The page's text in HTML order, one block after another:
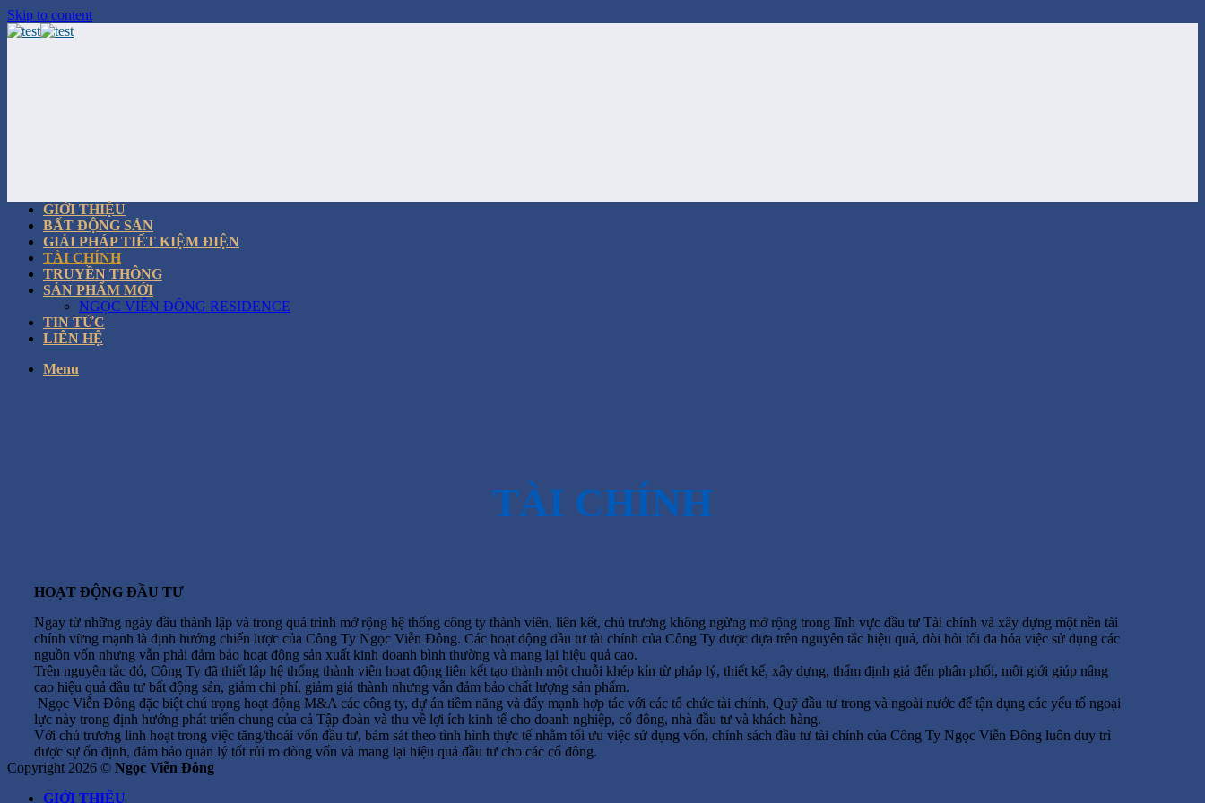
Skip to content
GIỚI THIỆU
BẤT ĐỘNG SẢN
GIẢI PHÁP TIẾT KIỆM ĐIỆN
TÀI CHÍNH
TRUYỀN THÔNG
SẢN PHẨM MỚI
NGỌC VIỄN ĐÔNG RESIDENCE
TIN TỨC
LIÊN HỆ
Menu
TÀI CHÍNH
HOẠT ĐỘNG ĐẦU TƯ
Ngay từ những ngày đầu thành lập và trong quá trình mở rộng hệ thống công ty thành viên, liên kết, chủ trương không ngừng mở rộng trong lĩnh vực đầu tư Tài chính và xây dựng một nền tài
chính vững mạnh là định hướng chiến lược của Công Ty Ngọc Viễn Đông. Các hoạt động đầu tư tài chính của Công Ty được dựa trên nguyên tắc hiệu quả, đòi hỏi tối đa hóa việc sử dụng các
nguồn vốn nhưng vẫn phải đảm bảo hoạt động sản xuất kinh doanh bình thường và mang lại hiệu quả cao.
Trên nguyên tắc đó, Công Ty đã thiết lập hệ thống thành viên hoạt động liên kết tạo thành một chuỗi khép kín từ pháp lý, thiết kế, xây dựng, thẩm định giá đến phân phối, môi giới giúp nâng
cao hiệu quả đầu tư bất động sản, giảm chi phí, giảm giá thành nhưng vẫn đảm bảo chất lượng sản phẩm.
Ngọc Viễn Đông đặc biệt chú trọng hoạt động M&A các công ty, dự án tiềm năng và đẩy mạnh hợp tác với các tổ chức tài chính, Quỹ đầu tư trong và ngoài nước để tận dụng các yếu tố ngoại
lực này trong định hướng phát triển chung của cả Tập đoàn và thu về lợi ích kinh tế cho doanh nghiệp, cổ đông, nhà đầu tư và khách hàng.
Với chủ trương linh hoạt trong việc tăng/thoái vốn đầu tư, bám sát theo tình hình thực tế nhằm tối ưu việc sử dụng vốn, chính sách đầu tư tài chính của Công Ty Ngọc Viễn Đông luôn duy trì
được sự ổn định, đảm bảo quản lý tốt rủi ro dòng vốn và mang lại hiệu quả đầu tư cho các cổ đông.
Copyright 2026 © Ngọc Viễn Đông
GIỚI THIỆU